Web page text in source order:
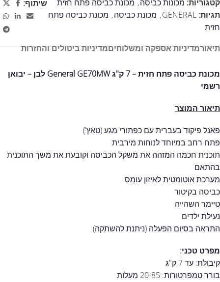
קטגוריות: מכונות כביסה, מכונת כביסה פתח חזית
תגיות: GENERAL
, מכונת כביסה, מכונת כביסה פתח
חזית
שיתוף:
תיאורמדיניות אספקה ומשלוחיםמדיניות ביטולים והחזרות
מכונת כביסה פתח חזית – 7 ק"ג General GE70MW לבן – יבואן
רשמי
תיאור המוצר
פאנל פיקוד בעברית עם כפתורי מגע (טאץ')
פתח רחב במיוחד לנוחות מירבית
תוכנית חכמה המזהה את משקל הכביסה וקובעת את משך התוכנית
בהתאם
מערכת אוטומטית לאיזון עומס
כביסה בקיטור
טיימר השהייה
נעילת ילדים
התראה בסיום הפעלה (ניתנת להשתקה)
מפרט טכני:
קיבולת: עד 7 ק"ג
בורר טמפרטורות: 20-85 מעלות